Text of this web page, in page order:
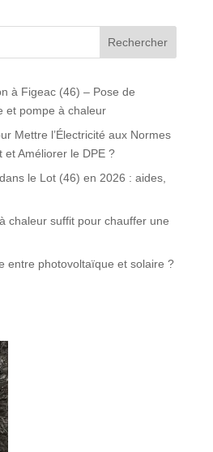
Rechercher
à Figeac (46) – Pose de
et pompe à chaleur
Mettre l’Électricité aux Normes
et Améliorer le DPE ?
le Lot (46) en 2026 : aides,
chaleur suffit pour chauffer une
entre photovoltaïque et solaire ?